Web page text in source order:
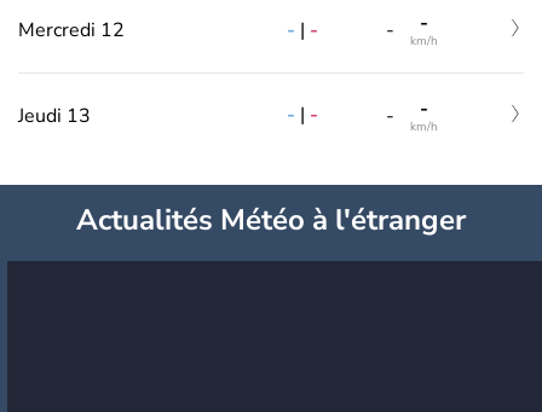
Mercredi 12 - | - - -
km/h
Jeudi 13 - | - - -
km/h
Actualités Météo à l'étranger